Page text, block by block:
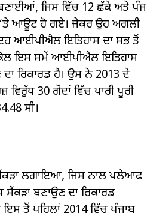
ਜਿਸ ਵਿੱਚ 12 ਛੱਕੇ ਅਤੇ ਪੰਜ
ਆਊਟ ਹੋ ਗਏ। ਜੇਕਰ ਉਹ ਅਗਲੀ
ਆਈਪੀਐਲ ਇਤਿਹਾਸ ਦਾ ਸਭ ਤੋਂ
ਕੋਲ ਇਸ ਸਮੇਂ ਆਈਪੀਐਲ ਇਤਿਹਾਸ
ਰਿਕਾਰਡ ਹੈ। ਉਸ ਨੇ 2013 ਦੇ
30 ਗੇਂਦਾਂ ਵਿੱਚ ਪਾਰੀ ਪੂਰੀ
ਸੀ।
ਲਗਾਇਆ, ਜਿਸ ਨਾਲ ਪਲੇਆਫ
ਬਣਾਉਣ ਦਾ ਰਿਕਾਰਡ
ਤੋਂ ਪਹਿਲਾਂ 2014 ਵਿੱਚ ਪੰਜਾਬ